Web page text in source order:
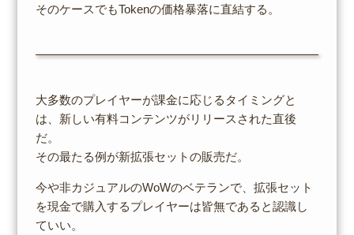
そのケースでもTokenの価格暴落に直結する。
大多数のプレイヤーが課金に応じるタイミングと
は、新しい有料コンテンツがリリースされた直後
だ。
その最たる例が新拡張セットの販売だ。
今や非カジュアルのWoWのベテランで、拡張セット
を現金で購入するプレイヤーは皆無であると認識し
ていい。